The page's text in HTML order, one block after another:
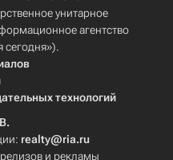
унитарное
агентство
технологий
realty@ria.ru
и рекламы